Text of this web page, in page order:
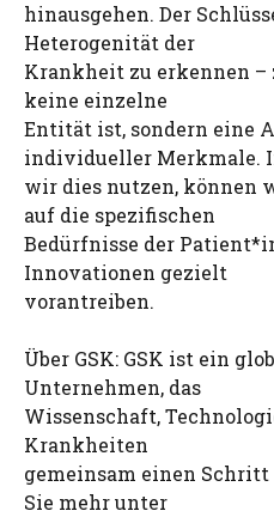
hinausgehen. Der
Heterogenität der
Krankheit zu erkennen –
keine einzelne
Entität ist, sondern eine
individueller Merkmale.
wir dies nutzen, können
auf die spezifischen
Bedürfnisse der
Innovationen gezielt
vorantreiben.
Über GSK: GSK ist ein
Unternehmen, das
Wissenschaft,
Krankheiten
gemeinsam einen Schritt
Sie mehr unter